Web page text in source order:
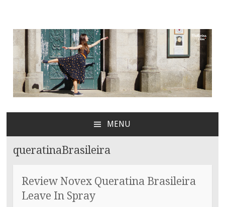
Bailarina Azul
MENU
CONTENT
queratinaBrasileira
Review Novex Queratina Brasileira
Leave In Spray